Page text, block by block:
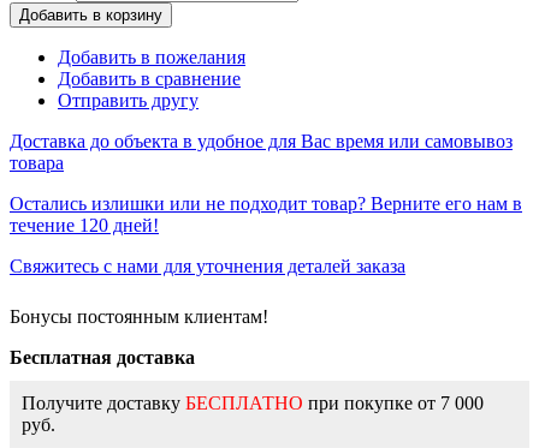
Добавить в корзину
Добавить в пожелания
Добавить в сравнение
Отправить другу
Доставка до объекта в удобное для Вас время или самовывоз
товара
Остались излишки или не подходит товар? Верните его нам в
течение 120 дней!
Свяжитесь с нами для уточнения деталей заказа
Бонусы постоянным клиентам!
Бесплатная доставка
Получите доставку БЕСПЛАТНО при покупке от 7 000
руб.